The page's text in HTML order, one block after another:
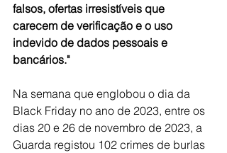
falsos, ofertas irresistíveis que
carecem de verificação e o uso
indevido de dados pessoais e
bancários."
Na semana que englobou o dia da
Black Friday no ano de 2023, entre os
dias 20 e 26 de novembro de 2023, a
Guarda registou 102 crimes de burlas